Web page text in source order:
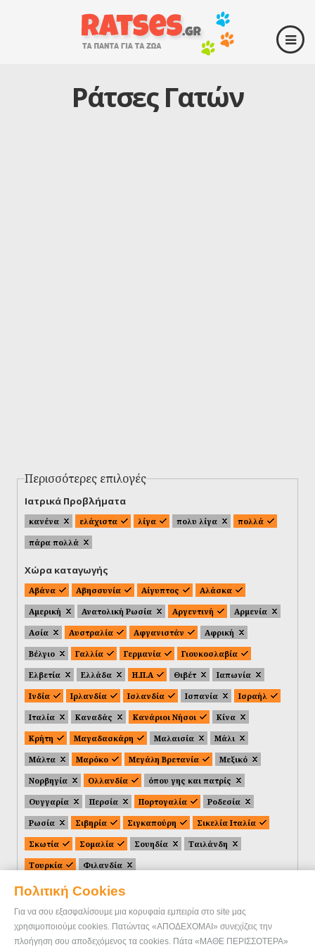
Πολιτική Cookies
Για να σου εξασφαλίσουμε μια κορυφαία εμπειρία στο site μας
χρησιμοποιούμε cookies. Πατώντας «ΑΠΟΔΕΧΟΜΑΙ» συνεχίζεις την
πλοήγηση σου αποδεχόμενος τα cookies. Πάτα «ΜΑΘΕ ΠΕΡΙΣΣΟΤΕΡΑ»
Ράτσες Γατών
Περισσότερες επιλογές
Ιατρικά Προβλήματα
κανένα ελάχιστα λίγα πολυ λίγα
πολλά
πάρα πολλά
Χώρα καταγωγής
Αβάνα Αβησσυνία Αίγυπτος
Αλάσκα
Αμερική
Ανατολική Ρωσία Αργεντινή
Αρμενία
Ασία
Αυστραλία Αφγανιστάν
Αφρική
Βέλγιο
Γαλλία Γερμανία
Γιουκοσλαβία
Ελβετία
Ελλάδα Η.Π.Α Θιβέτ
Ιαπωνία
Ινδία
Ιρλανδία Ισλανδία Ισπανία
Ισραήλ
Ιταλία
Καναδάς Κανάριοι Νήσοι
Κίνα
Κρήτη
Μαγαδασκάρη Μαλαισία
Μάλι
Μάλτα
Μαρόκο Μεγάλη Βρετανία
Μεξικό
Νορβηγία
Ολλανδία
όπου γης και πατρίς
Ουγγαρία
Περσία Πορτογαλία
Ροδεσία
Ρωσία
Σιβηρία Σιγκαπούρη
Σικελία Ιταλία
Σκωτία
Σομαλία Σουηδία
Ταιλάνδη
Τουρκία
Φιλανδία